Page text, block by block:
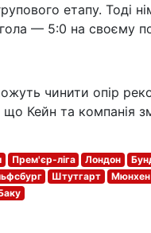
етапу. Тоді
— 5:0 на своєму
чинити опір
Кейн та компанія
Прем'єр-ліга Лондон
Штутгарт Мюнхен